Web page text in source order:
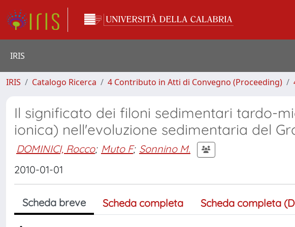
IRIS
IRIS Catalogo Ricerca 4 Contributo in Atti di Convegno (Proceeding)
Il significato dei filoni sedimentari tardo-
ionica) nell'evoluzione sedimentaria del
DOMINICI, Rocco; Muto F; Sonnino M.
2010-01-01
Scheda breve Scheda completa Scheda completa